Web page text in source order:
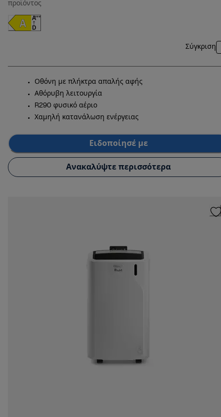
προϊόντος
Σύγκριση
Οθόνη με πλήκτρα απαλής αφής
Αθόρυβη λειτουργία
R290 φυσικό αέριο
Χαμηλή κατανάλωση ενέργειας
Ειδοποίησέ με
Ανακαλύψτε περισσότερα